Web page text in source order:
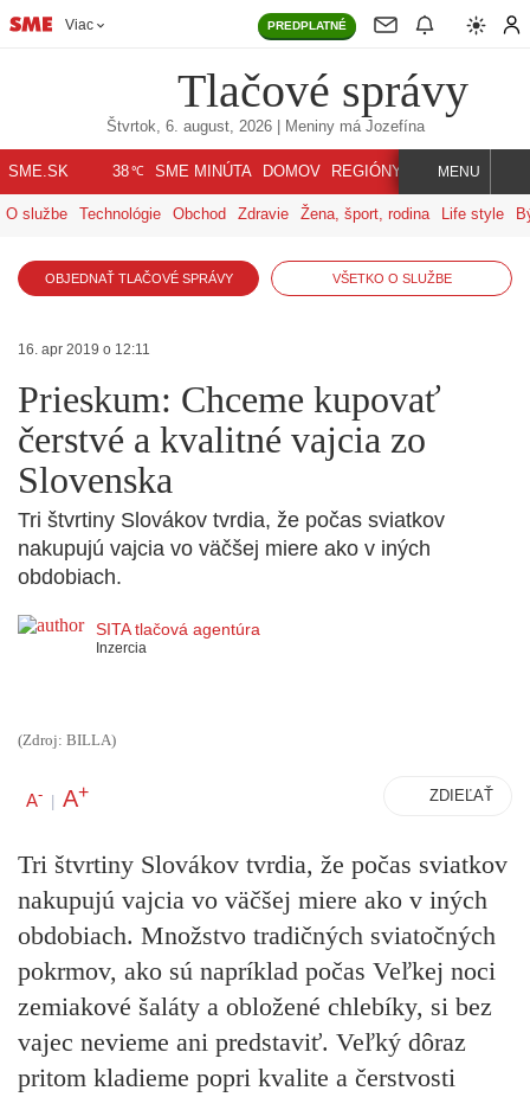
Viac PREDPLATNÉ
Tlačové správy
Štvrtok, 6. august, 2026| Meniny má Jozefína
SME.SK 38℃ SME MINÚTA DOMOV REGIÓNY INDEX SVET
MENU
O službe Technológie Obchod Zdravie Žena, šport, rodina Life style
OBJEDNAŤ TLAČOVÉ SPRÁVY VŠETKO O SLUŽBE
16. apr 2019 o 12:11
Prieskum: Chceme kupovať
čerstvé a kvalitné vajcia zo
Slovenska
Tri štvrtiny Slovákov tvrdia, že počas sviatkov
nakupujú vajcia vo väčšej miere ako v iných
obdobiach.
SITA tlačová agentúra
Inzercia
(Zdroj: BILLA)
A- | A+ ZDIEĽAŤ
Tri štvrtiny Slovákov tvrdia, že počas sviatkov
nakupujú vajcia vo väčšej miere ako v iných
obdobiach. Množstvo tradičných sviatočných
pokrmov, ako sú napríklad počas Veľkej noci
zemiakové šaláty a obložené chlebíky, si bez
vajec nevieme ani predstaviť. Veľký dôraz
pritom kladieme popri kvalite a čerstvosti